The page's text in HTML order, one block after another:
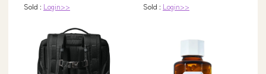
Sold : Login>>
Sold : Login>>